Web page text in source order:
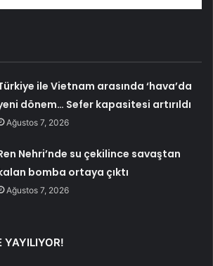
ile Vietnam arasında ‘hava’da
dönem… Sefer kapasitesi artırıldı
Ağustos 7, 2026
Nehri’nde su çekilince savaştan
bomba ortaya çıktı
Ağustos 7, 2026
YAYILIYOR!